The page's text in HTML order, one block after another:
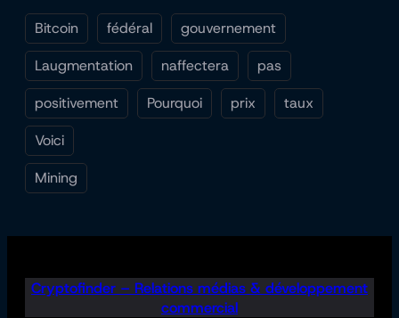
Bitcoin fédéral
gouvernement
Laugmentation
naffectera
pas
positivement
Pourquoi prix
taux
Voici
Mining
Cryptofinder – Relations médias & développement
commercial